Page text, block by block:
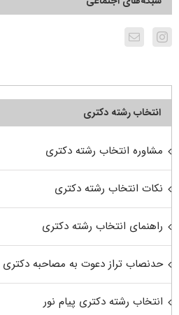
انتخاب رشته دکتری
مشاوره انتخاب رشته دکتری
نکات انتخاب رشته دکتری
راهنمای انتخاب رشته دکتری
حدنصاب تراز دعوت به مصاحبه دکتری
انتخاب رشته دکتری پیام نور